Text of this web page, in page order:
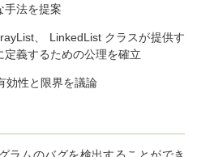
手法を提案
、 LinkedList クラスが提供す
義するための公理を確立
効性と限界を議論